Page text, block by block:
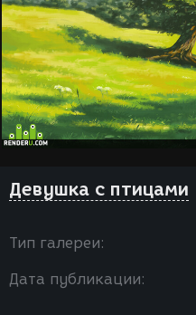
Девушка с птицами
Тип галереи:
Дата публикации: